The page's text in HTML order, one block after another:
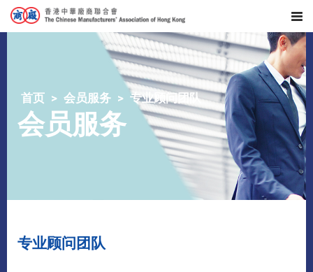
首页 会员服务 专业顾问团队
会员服务
专业顾问团队